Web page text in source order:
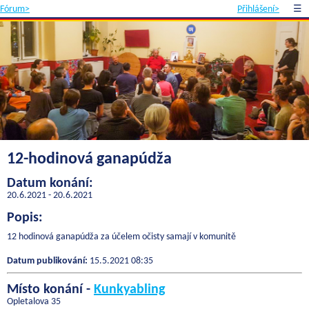
Fórum> Přihlášení> ☰
12-hodinová ganapúdža
Datum konání:
20.6.2021 - 20.6.2021
Popis:
12 hodinová ganapúdža za účelem očisty samají v komunitě
Datum publikování: 15.5.2021 08:35
Místo konání - Kunkyabling
Opletalova 35